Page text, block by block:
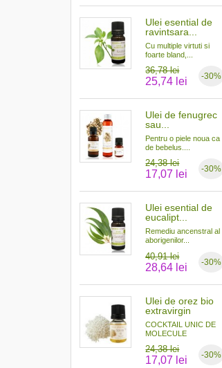
Ulei esential de
ravintsara...
Cu multiple virtuti si
foarte bland,...
36,78 lei
-30%
25,74 lei
Ulei de fenugrec
sau...
Pentru o piele noua ca
de bebelus....
24,38 lei
-30%
17,07 lei
Ulei esential de
eucalipt...
Remediu ancenstral al
aborigenilor...
40,91 lei
-30%
28,64 lei
Ulei de orez bio
extravirgin
COCKTAIL UNIC DE
MOLECULE
24,38 lei
-30%
17,07 lei